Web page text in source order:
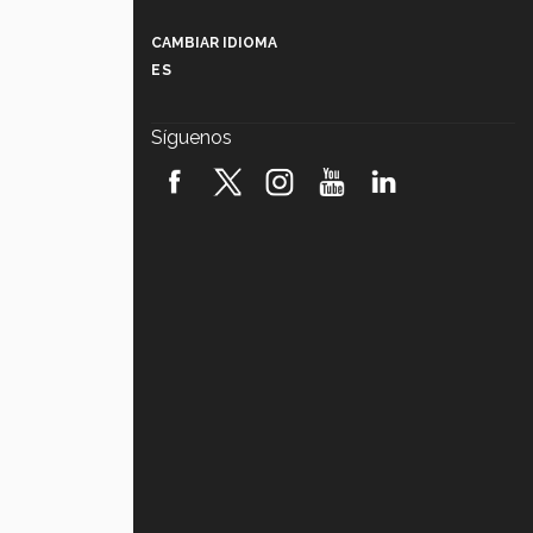
robótica FIRST 2026! (video)
CAMBIAR IDIOMA
ES
Síguenos